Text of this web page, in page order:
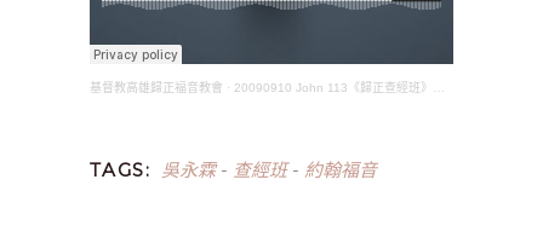
基督教高雄歸正福音教會 · 20090910 John 113《歸正查經班》約翰福音(吳永霖長老)
TAGS: 吳永霖- 查經班- 約翰福音